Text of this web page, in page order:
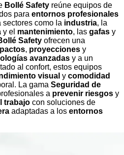
Bollé Safety reúne equipos de
para entornos profesionales
sectores como la industria, la
y el mantenimiento, las gafas y
Safety ofrecen una
, proyecciones y
avanzadas y a un
al confort, estos equipos
visual y comodidad
La gama Seguridad de
a prevenir riesgos y
trabajo con soluciones de
adaptadas a los entornos